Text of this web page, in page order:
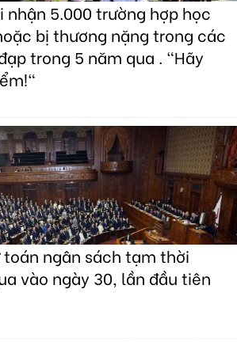
nhận 5.000 trường hợp học
bị thương nặng trong các
trong 5 năm qua . "Hãy
toán ngân sách tạm thời
vào ngày 30, lần đầu tiên